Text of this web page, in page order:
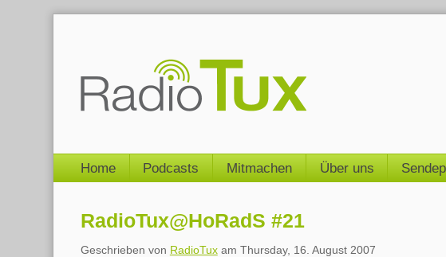
Navigation
Home Podcasts Mitmachen Über uns
RadioTux@HoRadS #21
Geschrieben von RadioTuxam Thursday, 16. August 2007